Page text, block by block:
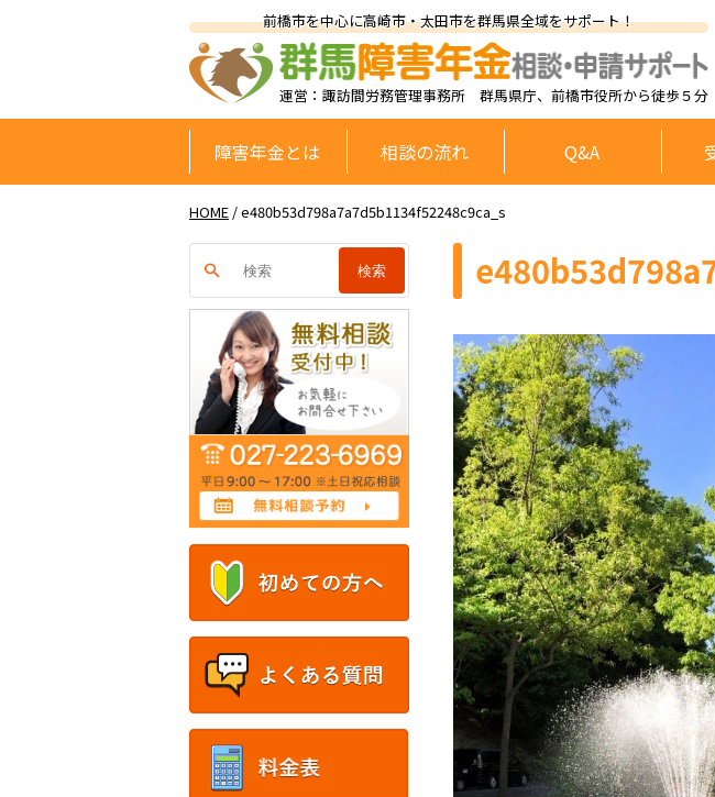
前橋市を中心に高崎市・太田市を群馬県全域をサポート！
運営：諏訪間労務管理事務所 群馬県庁、前橋市役所から徒歩５分
障害年金とは 相談の流れ Q&A
HOME /e480b53d798a7a7d5b1134f52248c9ca_s